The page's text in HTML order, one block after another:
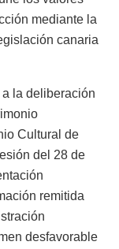
mediante la
canaria
la deliberación
Cultural de
del 28 de
remitida
desfavorable